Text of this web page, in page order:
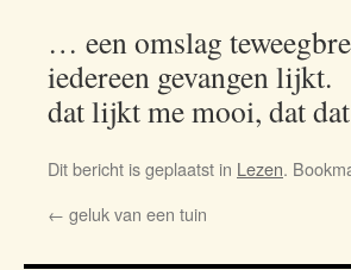
… een omslag
iedereen gevangen lijkt.
dat lijkt me mooi, dat
Dit bericht is geplaatst in Lezen.
← geluk van een tuin